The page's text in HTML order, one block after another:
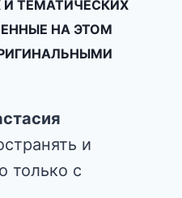
И ТЕМАТИЧЕСКИХ
НА ЭТОМ
и
только с